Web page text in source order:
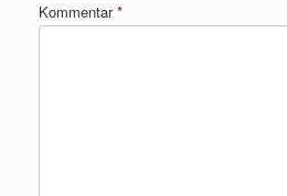
Kommentar*